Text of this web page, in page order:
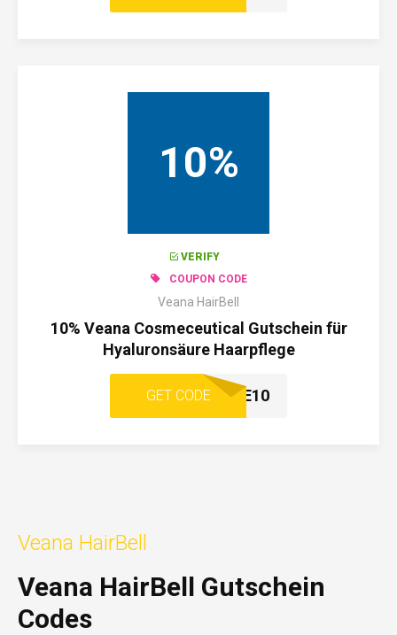
10%
VERIFY
COUPON CODE
Veana HairBell
10% Veana Cosmeceutical Gutschein für
Hyaluronsäure Haarpflege
GET CODE
ITALICARE10
Veana HairBell
Veana HairBell Gutschein
Codes